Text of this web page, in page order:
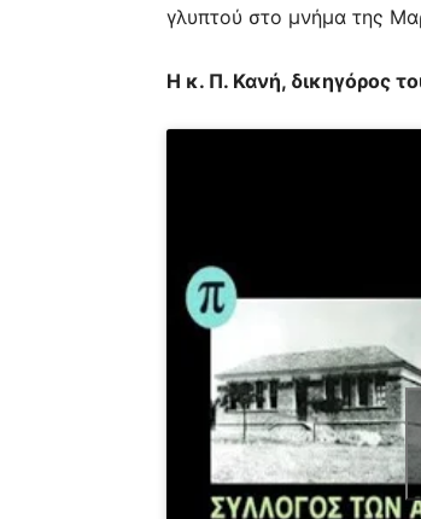
γλυπτού στο μνήμα της
Η κ. Π. Κανή, δικηγόρος